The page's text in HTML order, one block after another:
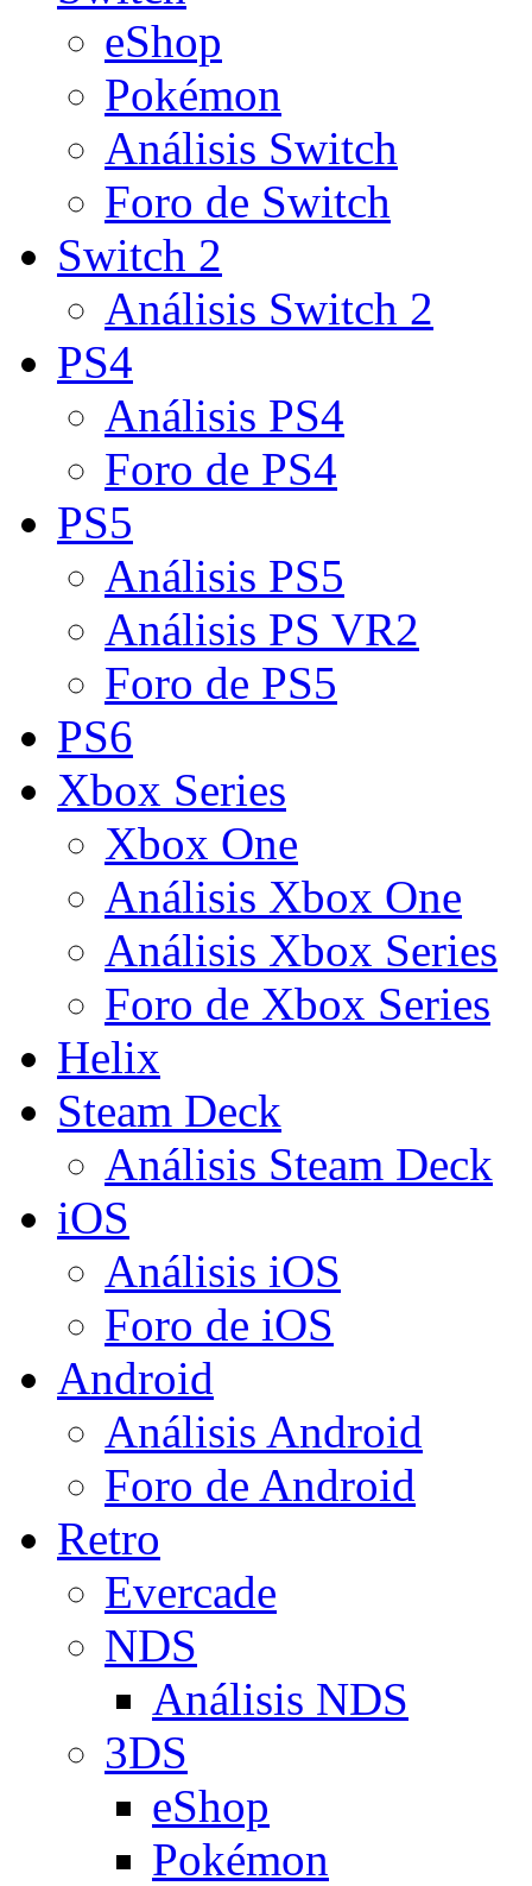
eShop
Pokémon
Análisis Switch
Foro de Switch
Switch 2
Análisis Switch 2
PS4
Análisis PS4
Foro de PS4
PS5
Análisis PS5
Análisis PS VR2
Foro de PS5
PS6
Xbox Series
Xbox One
Análisis Xbox One
Análisis Xbox Series
Foro de Xbox Series
Helix
Steam Deck
Análisis Steam Deck
iOS
Análisis iOS
Foro de iOS
Android
Análisis Android
Foro de Android
Retro
Evercade
NDS
Análisis NDS
3DS
eShop
Pokémon